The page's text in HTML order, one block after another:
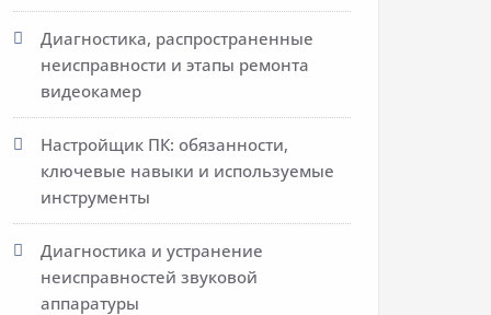
Диагностика, распространенные
неисправности и этапы ремонта
видеокамер
Настройщик ПК: обязанности,
ключевые навыки и используемые
инструменты
Диагностика и устранение
неисправностей звуковой
аппаратуры